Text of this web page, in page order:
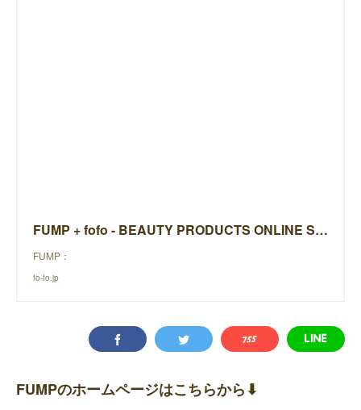
FUMP + fofo - BEAUTY PRODUCTS ONLINE STORE -
FUMP：
fo-fo.jp
FUMPのホームページはこちらから⬇︎